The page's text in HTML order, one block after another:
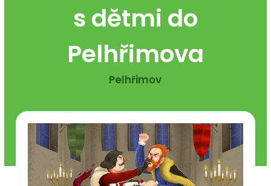
s dětmi do
Pelhřimova
Pelhřimov